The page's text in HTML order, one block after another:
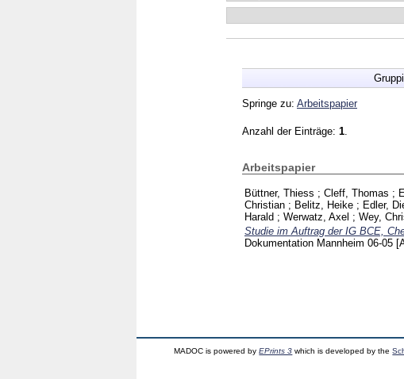
Springe zu: Arbeitspapier
Anzahl der Einträge: 1
Arbeitspapier
Büttner, Thiess ; Cleff, Thomas ;
Christian ; Belitz, Heike ; Edler,
Harald ; Werwatz, Axel ; Wey,
Studie im Auftrag der IG BCE,
Dokumentation Mannheim 06-05
MADOC is powered byEPrints 3 which is developed by the